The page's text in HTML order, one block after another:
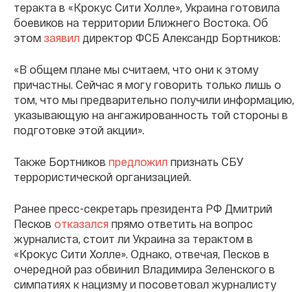
теракта в «Крокус Сити Холле», Украина готовила
боевиков на территории Ближнего Востока. Об
этом заявил директор ФСБ Александр Бортников:
«В общем плане мы считаем, что они к этому
причастны. Сейчас я могу говорить только лишь о
том, что мы предварительно получили информацию,
указывающую на ангажированность той стороны в
подготовке этой акции».
Также Бортников предложил признать СБУ
террористической организацией.
Ранее пресс-секретарь президента РФ Дмитрий
Песков отказался прямо ответить на вопрос
журналиста, стоит ли Украина за терактом в
«Крокус Сити Холле». Однако, отвечая, Песков в
очередной раз обвинил Владимира Зеленского в
симпатиях к нацизму и посоветовал журналисту